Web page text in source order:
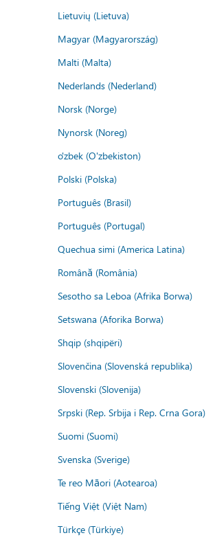
Lietuvių (Lietuva)
Magyar (Magyarország)
Malti (Malta)
Nederlands (Nederland)
Norsk (Norge)
Nynorsk (Noreg)
o'zbek (O'zbekiston)
Polski (Polska)
Português (Brasil)
Português (Portugal)
Quechua simi (America Latina)
Română (România)
Sesotho sa Leboa (Afrika Borwa)
Setswana (Aforika Borwa)
Shqip (shqipëri)
Slovenčina (Slovenská republika)
Slovenski (Slovenija)
Srpski (Rep. Srbija i Rep. Crna Gora)
Suomi (Suomi)
Svenska (Sverige)
Te reo Māori (Aotearoa)
Tiếng Việt (Việt Nam)
Türkçe (Türkiye)